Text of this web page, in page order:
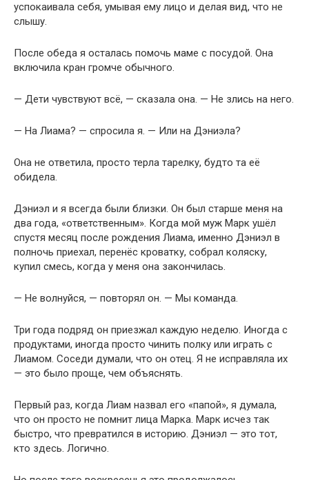
успокаивала себя, умывая ему лицо и делая вид, что не
слышу.
После обеда я осталась помочь маме с посудой. Она
включила кран громче обычного.
— Дети чувствуют всё, — сказала она. — Не злись на него.
— На Лиама? — спросила я. — Или на Дэниэла?
Она не ответила, просто терла тарелку, будто та её
обидела.
Дэниэл и я всегда были близки. Он был старше меня на
два года, «ответственным». Когда мой муж Марк ушёл
спустя месяц после рождения Лиама, именно Дэниэл в
полночь приехал, перенёс кроватку, собрал коляску,
купил смесь, когда у меня она закончилась.
— Не волнуйся, — повторял он. — Мы команда.
Три года подряд он приезжал каждую неделю. Иногда с
продуктами, иногда просто чинить полку или играть с
Лиамом. Соседи думали, что он отец. Я не исправляла их
— это было проще, чем объяснять.
Первый раз, когда Лиам назвал его «папой», я думала,
что он просто не помнит лица Марка. Марк исчез так
быстро, что превратился в историю. Дэниэл — это тот,
кто здесь. Логично.